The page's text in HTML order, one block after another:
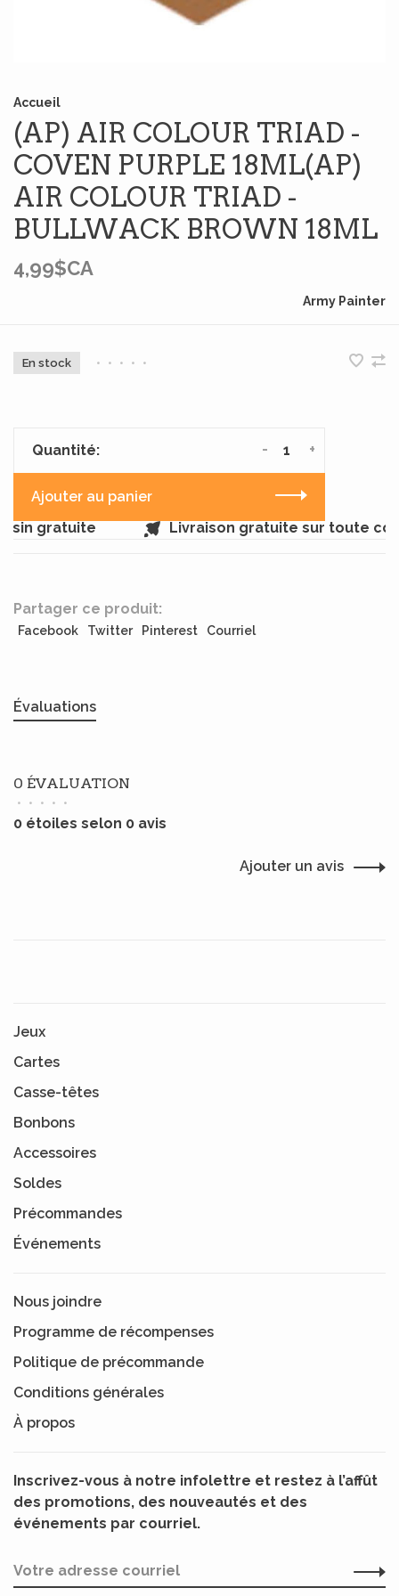
Accueil
(AP) AIR COLOUR TRIAD -
COVEN PURPLE 18ML(AP)
AIR COLOUR TRIAD -
BULLWACK BROWN 18ML
4,99$CA
Army Painter
En stock • • • • •
Quantité: +
-
Ajouter au panier
gratuite
Livraison gratuite sur toute
Partager ce produit:
Facebook Twitter Pinterest Courriel
Évaluations
0 ÉVALUATION
• • • • •
0 étoiles selon 0 avis
Ajouter un avis
Jeux
Cartes
Casse-têtes
Bonbons
Accessoires
Soldes
Précommandes
Événements
Nous joindre
Programme de récompenses
Politique de précommande
Conditions générales
À propos
Inscrivez-vous à notre infolettre et restez à l’affût
des promotions, des nouveautés et des
événements par courriel.